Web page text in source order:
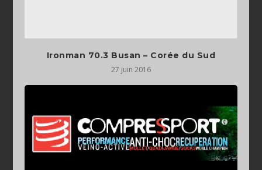
Ironman 70.3 Busan – Corée du Sud
27 juin 2016